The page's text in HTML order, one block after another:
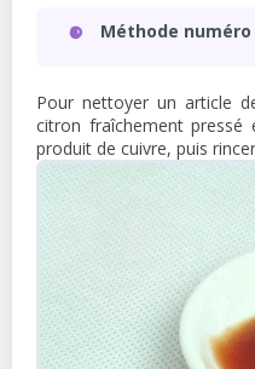
Méthode numéro
Pour nettoyer un article
citron fraîchement
produit de cuivre, puis